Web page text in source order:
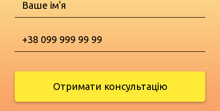
Отримати консультацію